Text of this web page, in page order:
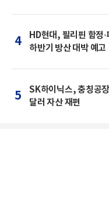
4
HD현대, 필리핀 함정
하반기 방산 대박 예고
5
SK하이닉스, 충칭공
달러 자산 재편